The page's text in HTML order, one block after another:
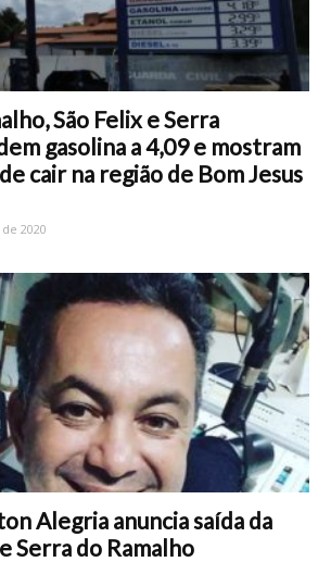
São Felix e Serra
gasolina a 4,09 e mostram
cair na região de Bom Jesus
2020
Alegria anuncia saída da
Serra do Ramalho